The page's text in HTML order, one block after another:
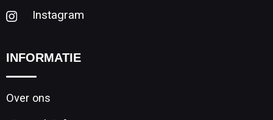
Instagram
INFORMATIE
Over ons